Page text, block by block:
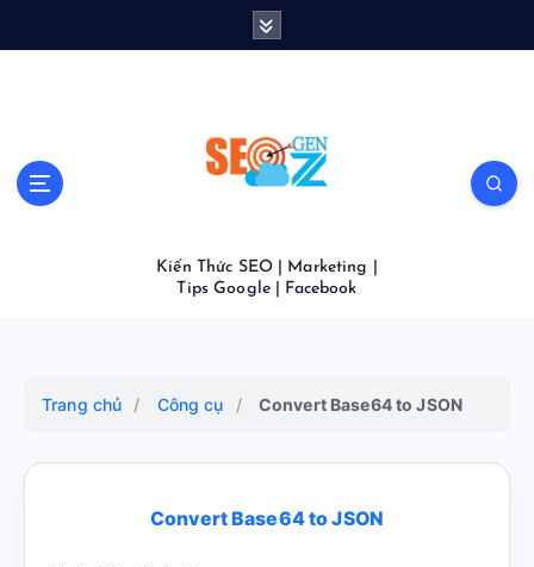
Kiến Thức SEO | Marketing |
Tips Google | Facebook
Trang chủ / Công cụ / Convert Base64 to JSON
Convert Base64 to JSON